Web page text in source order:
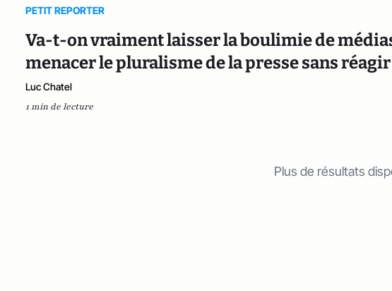
PETIT REPORTER
Va-t-on vraiment laisser la boulimie de
menacer le pluralisme de la presse sans réagir
Luc Chatel
1 min de lecture
Plus de résultats